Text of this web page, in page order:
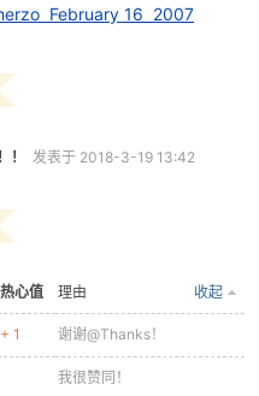
February 16 2007
！ 发表于 2018-3-19 13:42
热心值 收起
理由
+ 1 谢谢@Thanks！
我很赞同！